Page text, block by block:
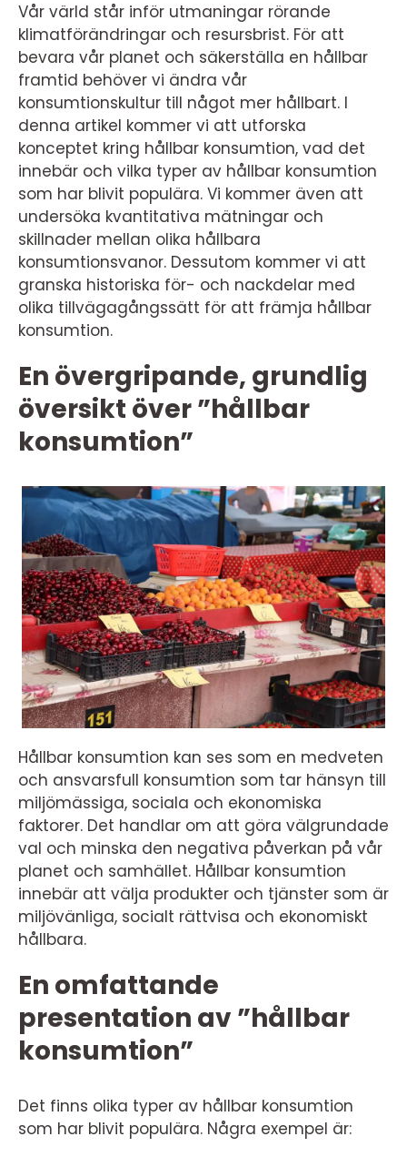
Vår värld står inför utmaningar rörande
klimatförändringar och resursbrist. För att
bevara vår planet och säkerställa en hållbar
framtid behöver vi ändra vår
konsumtionskultur till något mer hållbart. I
denna artikel kommer vi att utforska
konceptet kring hållbar konsumtion, vad det
innebär och vilka typer av hållbar konsumtion
som har blivit populära. Vi kommer även att
undersöka kvantitativa mätningar och
skillnader mellan olika hållbara
konsumtionsvanor. Dessutom kommer vi att
granska historiska för- och nackdelar med
olika tillvägagångssätt för att främja hållbar
konsumtion.
En övergripande, grundlig
översikt över ”hållbar
konsumtion”
Hållbar konsumtion kan ses som en medveten
och ansvarsfull konsumtion som tar hänsyn till
miljömässiga, sociala och ekonomiska
faktorer. Det handlar om att göra välgrundade
val och minska den negativa påverkan på vår
planet och samhället. Hållbar konsumtion
innebär att välja produkter och tjänster som är
miljövänliga, socialt rättvisa och ekonomiskt
hållbara.
En omfattande
presentation av ”hållbar
konsumtion”
Det finns olika typer av hållbar konsumtion
som har blivit populära. Några exempel är: